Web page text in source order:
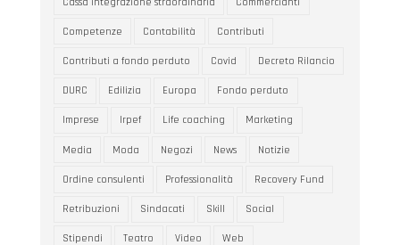
Competenze Contabilità Contributi
Contributi a fondo perduto Covid Decreto Rilancio
DURC Edilizia Europa Fondo perduto
Imprese Irpef Life coaching Marketing
Media Moda Negozi News Notizie
Ordine consulenti Professionalità Recovery Fund
Retribuzioni Sindacati Skill Social
Stipendi Teatro Video Web